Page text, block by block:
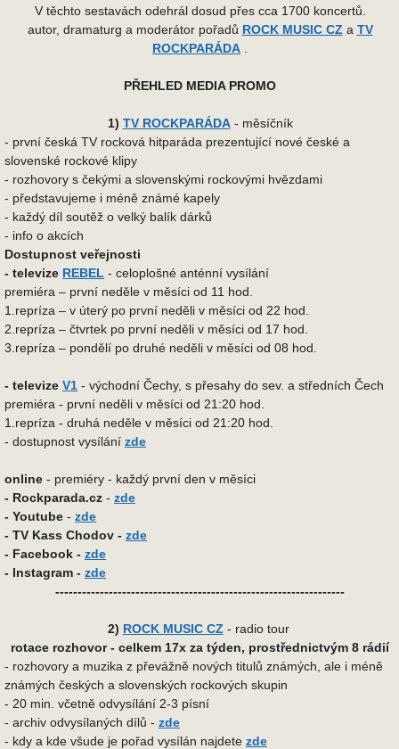
V těchto sestavách odehrál dosud přes cca 1700 koncertů.
autor, dramaturg a moderátor pořadů ROCK MUSIC CZ a TV
ROCKPARÁDA
PŘEHLED MEDIA PROMO
1) TV ROCKPARÁDA- měsíčník
- první česká TV rocková hitparáda prezentující nové české a
slovenské rockové klipy
- rozhovory s čekými a slovenskými rockovými hvězdami
- představujeme i méně známé kapely
- každý díl soutěž o velký balík dárků
- info o akcích
Dostupnost veřejnosti
- televize REBEL - celoplošné anténní vysílání
premiéra – první neděle v měsíci od 11 hod.
1.repríza – v úterý po první neděli v měsíci od 22 hod.
2.repríza – čtvrtek po první neděli v měsíci od 17 hod.
3.repríza – pondělí po druhé neděli v měsíci od 08 hod.
- televize V1 - východní Čechy, s přesahy do sev. a středních Čech
premiéra - první neděli v měsíci od 21:20 hod.
1.repríza - druhá neděle v měsíci od 21:20 hod.
- dostupnost vysílání zde
online - premiéry - každý první den v měsíci
- Rockparada.cz - zde
- Youtube - zde
- TV Kass Chodov - zde
- Facebook - zde
- Instagram - zde
-----------------------------------------------------------------
2) ROCK MUSIC CZ - radio tour
rotace rozhovor - celkem 17x za týden, prostřednictvým 8 rádií
- rozhovory a muzika z převážně nových titulů známých, ale i méně
známých českých a slovenských rockových skupin
- 20 min. včetně odvysílání 2-3 písní
- archiv odvysílaných dílů - zde
- kdy a kde všude je pořad vysílán najdete zde